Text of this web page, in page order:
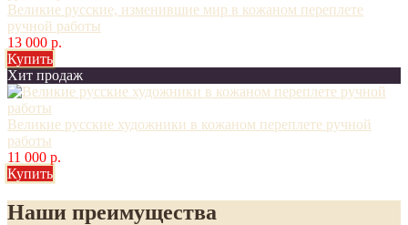
Великие русские, изменившие мир в кожаном переплете
ручной работы
13 000 р.
Купить
Хит продаж
Великие русские художники в кожаном переплете ручной
работы
11 000 р.
Купить
Наши преимущества